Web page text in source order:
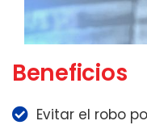
Beneficios
Evitar el robo